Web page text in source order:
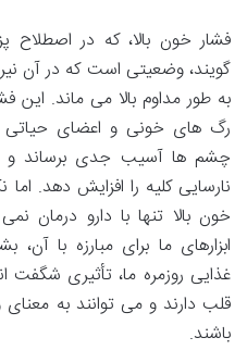
فشار خون بالا، که در اصطلاح
گویند، وضعیتی است که در آن
به طور مداوم بالا می ماند. این
رگ های خونی و اعضای حیاتی
چشم ها آسیب جدی برساند و
نارسایی کلیه را افزایش دهد.
خون بالا تنها با دارو درمان
ابزارهای ما برای مبارزه با
غذایی روزمره ما، تأثیری
قلب دارند و می توانند به
باشند.